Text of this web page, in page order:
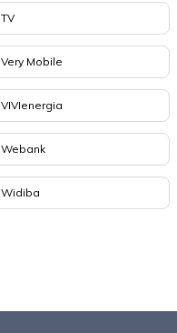
TV
Very Mobile
VIVIenergia
Webank
Widiba